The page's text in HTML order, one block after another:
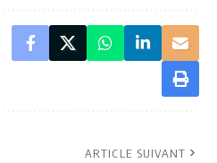
ARTICLE SUIVANT